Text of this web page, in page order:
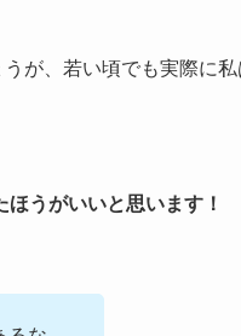
が、若い頃でも実際に
ほうがいいと思います！